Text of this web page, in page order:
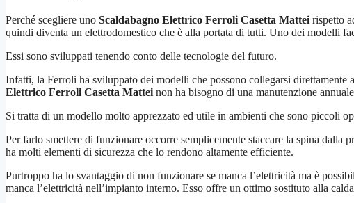
Perché scegliere uno Scaldabagno Elettrico Ferroli Casetta Mattei rispetto
quindi diventa un elettrodomestico che è alla portata di tutti. Uno dei modelli
Essi sono sviluppati tenendo conto delle tecnologie del futuro.
Infatti, la Ferroli ha sviluppato dei modelli che possono collegarsi
Elettrico Ferroli Casetta Mattei non ha bisogno di una manutenzione
Si tratta di un modello molto apprezzato ed utile in ambienti che sono piccoli
Per farlo smettere di funzionare occorre semplicemente staccare la spina
ha molti elementi di sicurezza che lo rendono altamente efficiente.
Purtroppo ha lo svantaggio di non funzionare se manca l’elettricità ma è
manca l’elettricità nell’impianto interno. Esso offre un ottimo sostituto alla